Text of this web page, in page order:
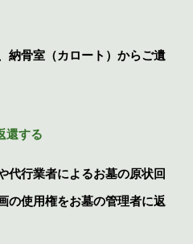
納骨室（カロート）からご遺
還する
代行業者によるお墓の原状回
の使用権をお墓の管理者に返